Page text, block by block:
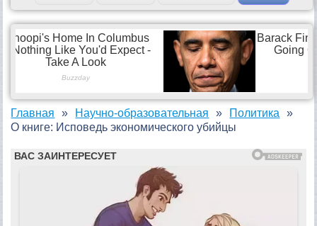
Главная Научно-образовательная
Политика
О книге: Исповедь экономического убийцы